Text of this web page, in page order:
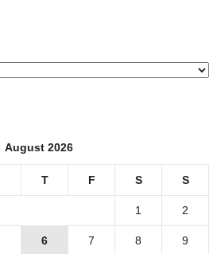
August 2026
T F S S
1 2
6 7 8 9